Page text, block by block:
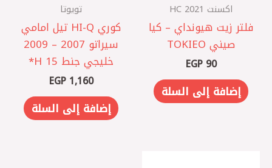
اكسنت HC 2021
فلتر زيت هيونداي – كيا
صيني TOKIEO
EGP90
إضافة إلى السلة
تويوتا
كوري HI-Q تيل امامي
سيراتو 2007 – 2009
خليجي جنط 15 H*
EGP1,160
إضافة إلى السلة